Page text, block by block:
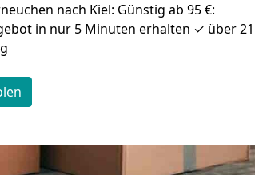
nach Kiel: Günstig ab 95 €:
in nur 5 Minuten erhalten ✓ über 21